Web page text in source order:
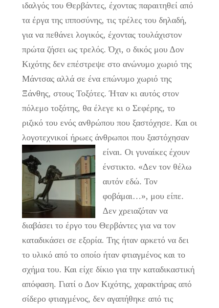
ιδαλγός του Θερβάντες, έχοντας παραιτηθεί από
τα έργα της ιπποσύνης, τις τρέλες του δηλαδή,
για να πεθάνει λογικός, έχοντας τουλάχιστον
πρώτα ζήσει ως τρελός. Όχι, ο δικός μου Δον
Κιχότης δεν επέστρεψε στο ανώνυμο χωριό της
Μάντσας αλλά σε ένα επώνυμο χωριό της
Ξάνθης, στους Τοξότες. Ήταν κι αυτός στον
πόλεμο τοξότης, θα έλεγε κι ο Σεφέρης, το
ριζικό του ενός ανθρώπου που ξαστόχησε. Και οι
λογοτεχνικοί ήρωες άνθρωποι που ξαστόχησαν
είναι. Οι γυναίκες έχουν
ένστικτο. «Δεν τον θέλω
αυτόν εδώ. Τον
φοβάμαι…», μου είπε.
Δεν χρειαζόταν να
διαβάσει το έργο του Θερβάντες για να τον
καταδικάσει σε εξορία. Της ήταν αρκετό να δει
το υλικό από το οποίο ήταν φτιαγμένος και το
σχήμα του. Και είχε δίκιο για την καταδικαστική
απόφαση. Γιατί ο Δον Κιχότης, χαρακτήρας από
σίδερο φτιαγμένος, δεν αγαπήθηκε από τις